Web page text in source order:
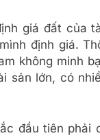
giá đất của
định giá.
không minh
sản lớn, có
đầu tiên